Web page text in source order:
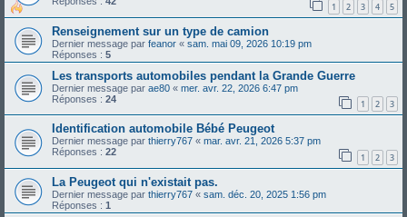
1 2 3 4 5
Renseignement sur un type de camion
Dernier message par feanor « sam. mai 09, 2026 10:19 pm
Réponses : 5
Les transports automobiles pendant la Grande Guerre
Dernier message par ae80 « mer. avr. 22, 2026 6:47 pm
Réponses : 24 1 2 3
Identification automobile Bébé Peugeot
Dernier message par thierry767 « mar. avr. 21, 2026 5:37 pm
Réponses : 22 1 2 3
La Peugeot qui n'existait pas.
Dernier message par thierry767 « sam. déc. 20, 2025 1:56 pm
Réponses : 1